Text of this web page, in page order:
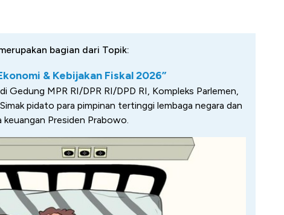
bagian dari Topik:
& Kebijakan Fiskal 2026”
Gedung MPR RI/DPR RI/DPD RI, Kompleks Parlemen,
pidato para pimpinan tertinggi lembaga negara dan
Presiden Prabowo.